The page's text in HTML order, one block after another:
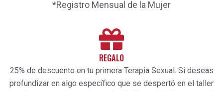
*Registro Mensual de la Mujer
REGALO
25% de descuento en tu primera Terapia Sexual. Si deseas
profundizar en algo específico que se despertó en el taller